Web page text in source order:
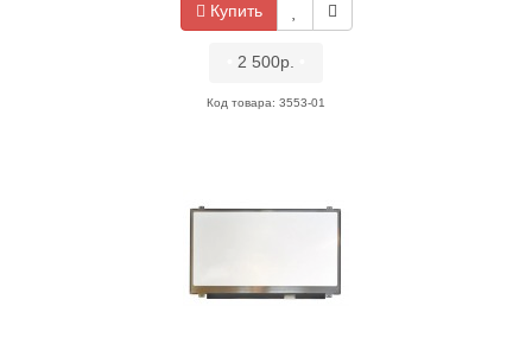
Купить
2 500р.
Код товара: 3553-01